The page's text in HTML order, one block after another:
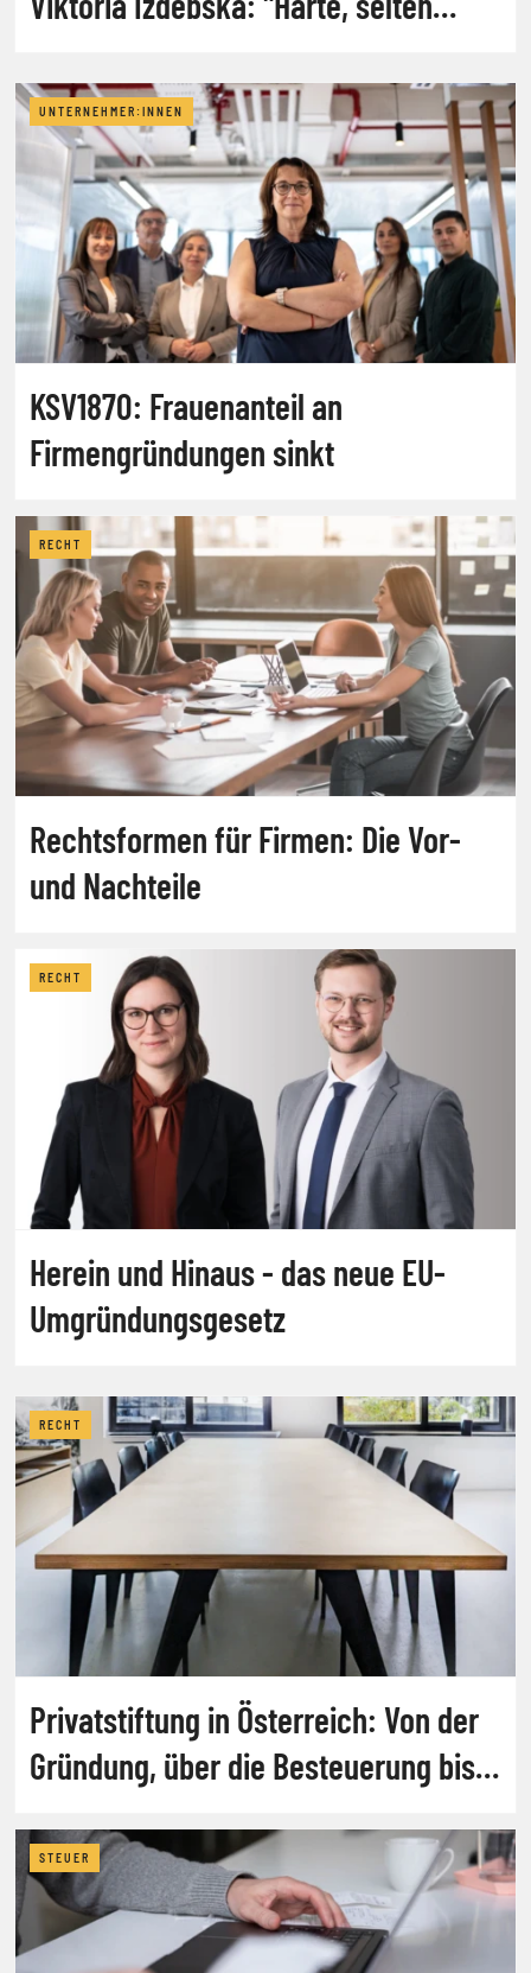
UNTERNEHMER:INNEN
KSV1870: Frauenanteil an
Firmengründungen sinkt
RECHT
Rechtsformen für Firmen: Die Vor-
und Nachteile
RECHT
Herein und Hinaus - das neue EU-
Umgründungsgesetz
RECHT
Privatstiftung in Österreich: Von der
Gründung, über die Besteuerung bis
STEUER